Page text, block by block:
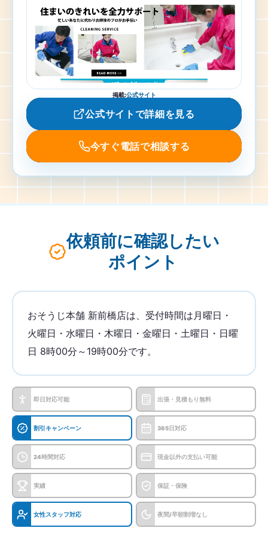
掲載:公式サイト
公式サイトで詳細を見る
今すぐ電話で相談する
依頼前に確認したい
ポイント
おそうじ本舗 新前橋店は、受付時間は月曜日・
火曜日・水曜日・木曜日・金曜日・土曜日・日曜
日 8時00分～19時00分です。
即日対応可能 出張・見積もり無料
割引キャンペーン 365日対応
24時間対応 現金以外の支払い可能
実績 保証・保険
女性スタッフ対応 夜間/早朝割増なし